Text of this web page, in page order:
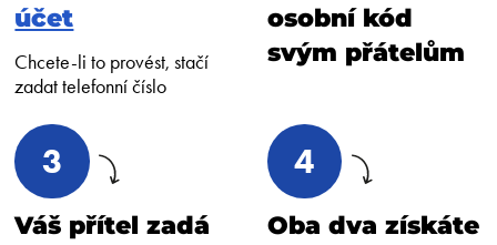
účet
Chcete-li to provést, stačí
zadat telefonní číslo
osobní kód
svým přátelům
3
Váš přítel zadá
4
Oba dva získáte